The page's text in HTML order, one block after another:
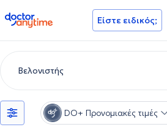
doctoranytime Είστε ειδικός;
DO+ Προνομιακές τιμές